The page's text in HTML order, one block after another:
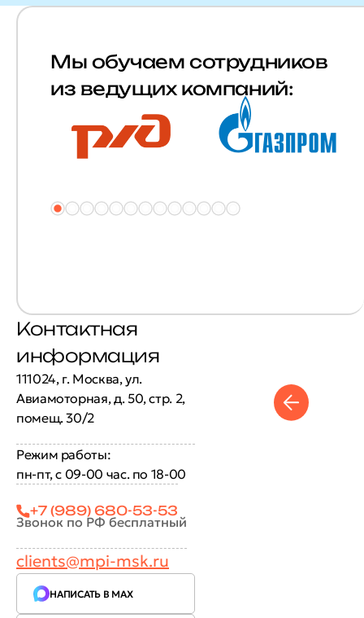
Мы обучаем сотрудников
из ведущих компаний:
Контактная
информация
111024, г. Москва, ул.
Авиамоторная, д. 50, стр. 2,
помещ. 30/2
Режим работы:
пн-пт, с 09-00 час. по 18-00
+7 (989) 680-53-53
Звонок по РФ бесплатный
clients@mpi-msk.ru
НАПИСАТЬ В MAX